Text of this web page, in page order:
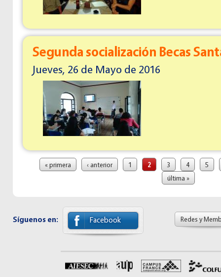
Segunda socialización Becas
Jueves, 26 de Mayo de 2016
Páginas
« primera ‹ anterior 1 2 3 4
5
última »
Síguenos en: Facebook Redes y